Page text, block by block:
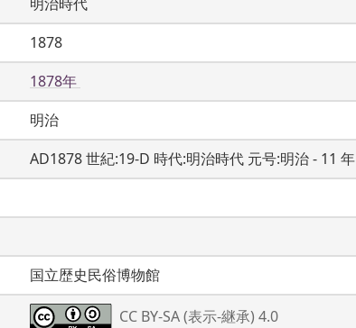
1878
1878年
明治
AD1878 世紀:19-D 時代:明治時代 元号:明治 - 11 年
国立歴史民俗博物館
CC BY-SA (表示-継承) 4.0